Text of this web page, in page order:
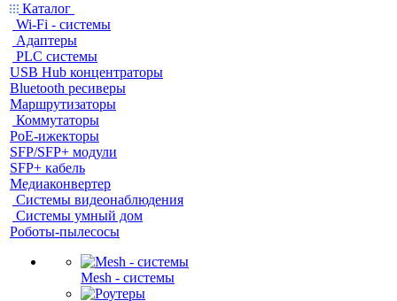
Каталог
Wi-Fi - системы
Адаптеры
PLC системы
USB Hub концентраторы
Bluetooth ресиверы
Маршрутизаторы
Коммутаторы
PoE-ижекторы
SFP/SFP+ модули
SFP+ кабель
Медиаконвертер
Системы видеонаблюдения
Системы умный дом
Роботы-пылесосы
Mesh - системы